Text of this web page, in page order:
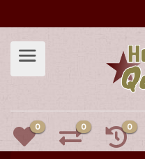
0 0 0